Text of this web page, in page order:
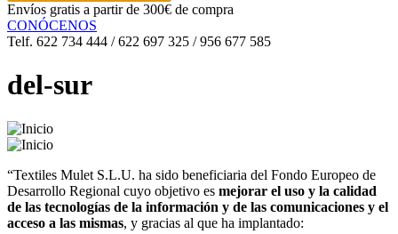
Envíos gratis a partir de 300€ de compra
CONÓCENOS
Telf. 622 734 444 / 622 697 325 / 956 677 585
del-sur
“Textiles Mulet S.L.U. ha sido beneficiaria del Fondo Europeo de
Desarrollo Regional cuyo objetivo es mejorar el uso y la calidad
de las tecnologías de la información y de las comunicaciones y el
acceso a las mismas, y gracias al que ha implantado: